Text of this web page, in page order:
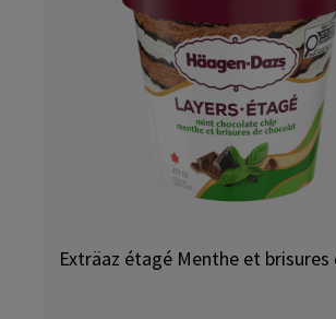
Exträaz étagé Menthe et